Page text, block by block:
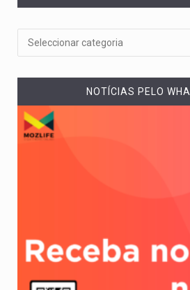
NOTÍCIAS PELO